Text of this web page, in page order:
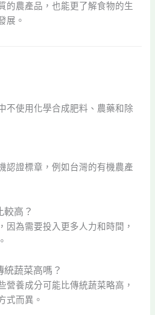
的農產品，也能更了解食物的生
展。
不使用化學合成肥料、農藥和除
認證標章，例如台灣的有機農產
高？
因為需要投入更多人力和時間，
蔬菜高嗎？
營養成分可能比傳統蔬菜略高，
式而異。